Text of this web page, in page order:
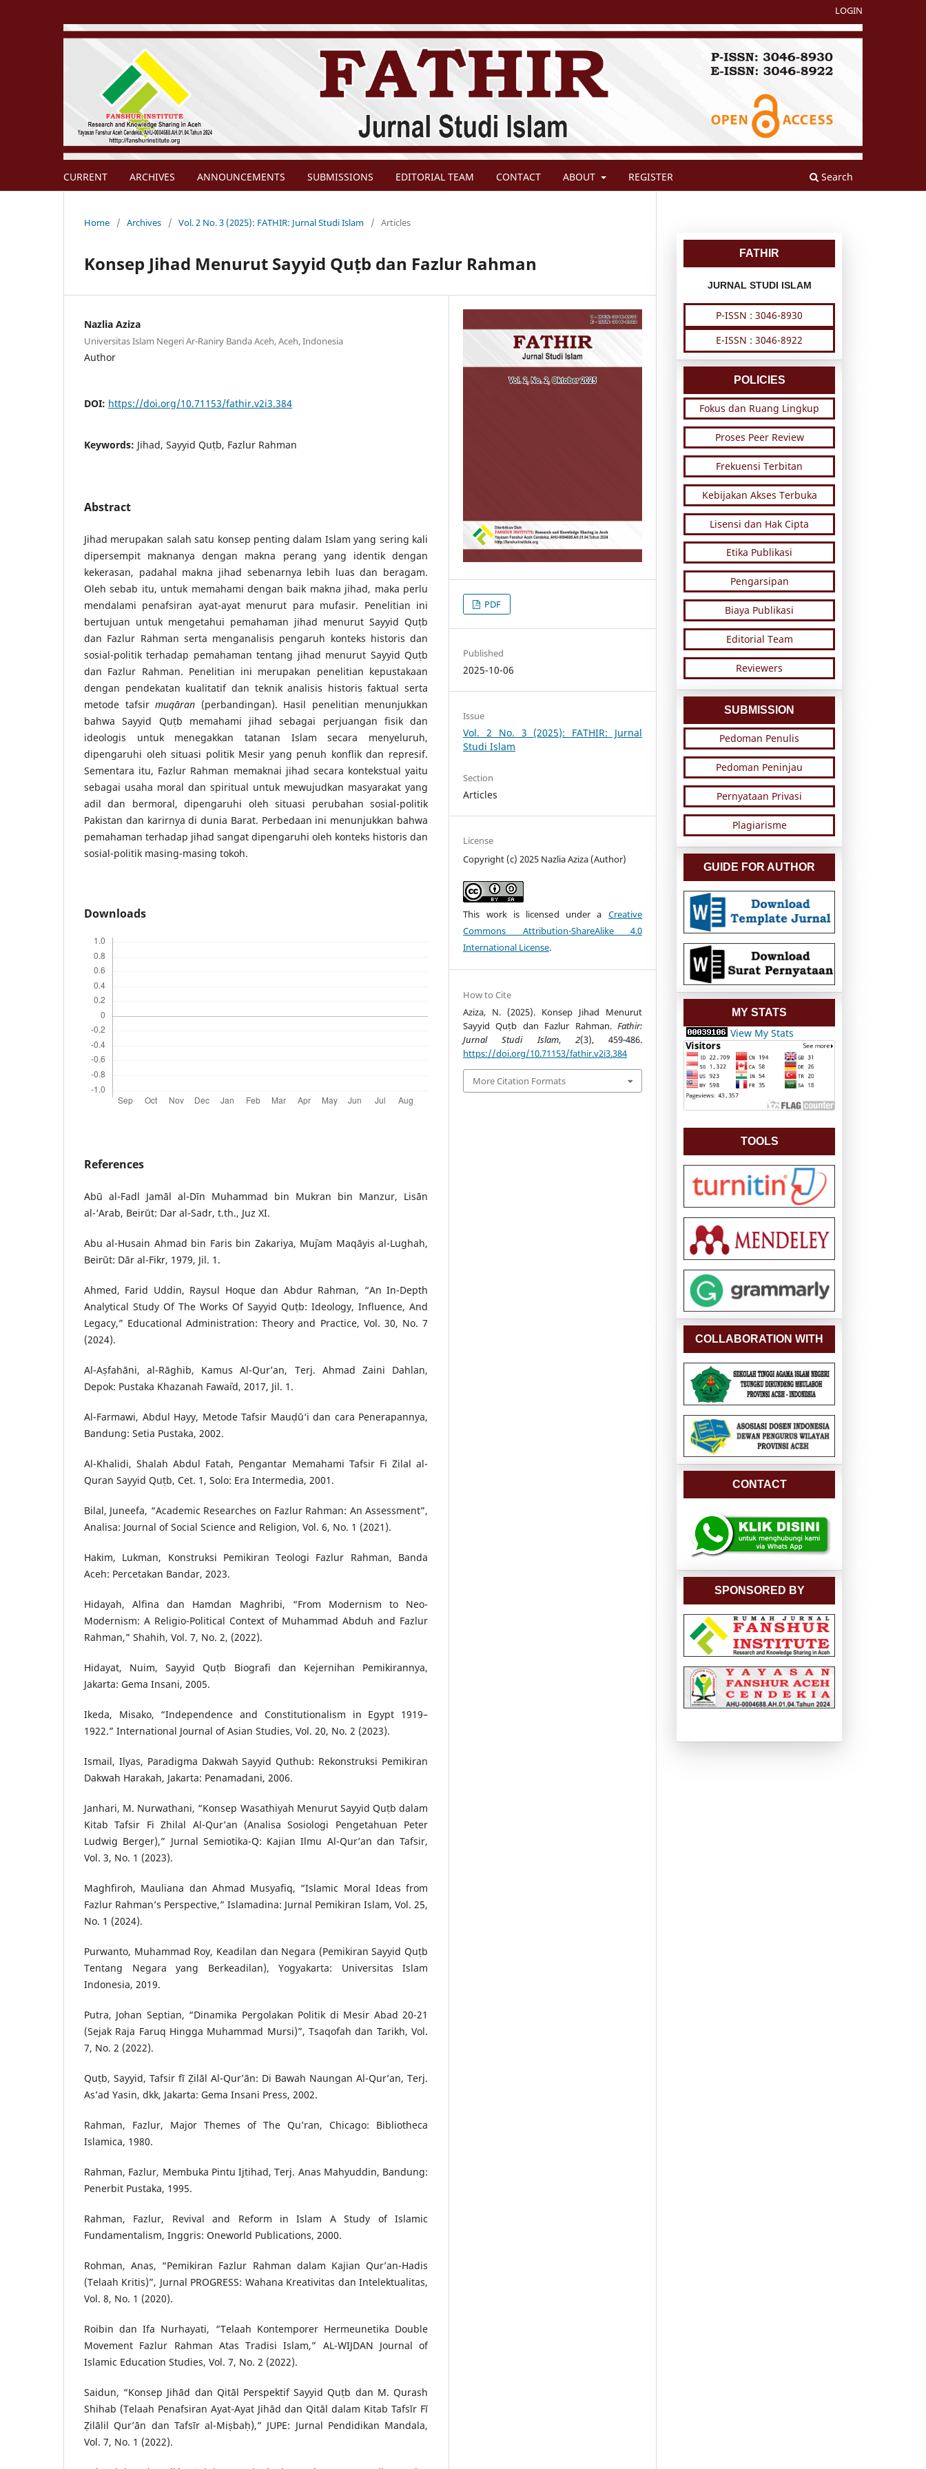
CURRENT ARCHIVES ANNOUNCEMENTS SUBMISSIONS EDITORIAL TEAM CONTACT ABOUT REGISTER Search
LOGIN
Home / Archives / Vol. 2 No. 3 (2025): FATHIR: Jurnal Studi Islam / Articles
Konsep Jihad Menurut Sayyid Quṭb dan Fazlur Rahman
Nazlia Aziza
Universitas Islam Negeri Ar-Raniry Banda Aceh, Aceh, Indonesia
Author
DOI: https://doi.org/10.71153/fathir.v2i3.384
Keywords: Jihad, Sayyid Quṭb, Fazlur Rahman
Abstract
Jihad merupakan salah satu konsep penting dalam Islam yang sering kali
dipersempit maknanya dengan makna perang yang identik dengan
kekerasan, padahal makna jihad sebenarnya lebih luas dan beragam.
Oleh sebab itu, untuk memahami dengan baik makna jihad, maka perlu
mendalami penafsiran ayat-ayat menurut para mufasir. Penelitian ini
bertujuan untuk mengetahui pemahaman jihad menurut Sayyid Quṭb
dan Fazlur Rahman serta menganalisis pengaruh konteks historis dan
sosial-politik terhadap pemahaman tentang jihad menurut Sayyid Quṭb
dan Fazlur Rahman. Penelitian ini merupakan penelitian kepustakaan
dengan pendekatan kualitatif dan teknik analisis historis faktual serta
metode tafsir muqāran (perbandingan). Hasil penelitian menunjukkan
bahwa Sayyid Quṭb memahami jihad sebagai perjuangan fisik dan
ideologis untuk menegakkan tatanan Islam secara menyeluruh,
dipengaruhi oleh situasi politik Mesir yang penuh konflik dan represif.
Sementara itu, Fazlur Rahman memaknai jihad secara kontekstual yaitu
sebagai usaha moral dan spiritual untuk mewujudkan masyarakat yang
adil dan bermoral, dipengaruhi oleh situasi perubahan sosial-politik
Pakistan dan karirnya di dunia Barat. Perbedaan ini menunjukkan bahwa
pemahaman terhadap jihad sangat dipengaruhi oleh konteks historis dan
sosial-politik masing-masing tokoh.
Downloads
References
Abū al-Fadl Jamāl al-Dīn Muhammad bin Mukran bin Manzur, Lisān
al-‘Arab, Beirūt: Dar al-Sadr, t.th., Juz XI.
Abu al-Husain Ahmad bin Faris bin Zakariya, Mu`jam Maqāyis al-Lughah,
Beirūt: Dār al-Fikr, 1979, Jil. 1.
Ahmed, Farid Uddin, Raysul Hoque dan Abdur Rahman, “An In-Depth
Analytical Study Of The Works Of Sayyid Quṭb: Ideology, Influence, And
Legacy,” Educational Administration: Theory and Practice, Vol. 30, No. 7
(2024).
Al-Aṣfahāni, al-Rāghib, Kamus Al-Qur’an, Terj. Ahmad Zaini Dahlan,
Depok: Pustaka Khazanah Fawa`id, 2017, Jil. 1.
Al-Farmawi, Abdul Hayy, Metode Tafsir Mauḍū‘i dan cara Penerapannya,
Bandung: Setia Pustaka, 2002.
Al-Khalidi, Shalah Abdul Fatah, Pengantar Memahami Tafsir Fi Zilal al-
Quran Sayyid Quṭb, Cet. 1, Solo: Era Intermedia, 2001.
Bilal, Juneefa, “Academic Researches on Fazlur Rahman: An Assessment”,
Analisa: Journal of Social Science and Religion, Vol. 6, No. 1 (2021).
Hakim, Lukman, Konstruksi Pemikiran Teologi Fazlur Rahman, Banda
Aceh: Percetakan Bandar, 2023.
Hidayah, Alfina dan Hamdan Maghribi, “From Modernism to Neo-
Modernism: A Religio-Political Context of Muhammad Abduh and Fazlur
Rahman,” Shahih, Vol. 7, No. 2, (2022).
Hidayat, Nuim, Sayyid Quṭb Biografi dan Kejernihan Pemikirannya,
Jakarta: Gema Insani, 2005.
Ikeda, Misako, “Independence and Constitutionalism in Egypt 1919–
1922.” International Journal of Asian Studies, Vol. 20, No. 2 (2023).
Ismail, Ilyas, Paradigma Dakwah Sayyid Quthub: Rekonstruksi Pemikiran
Dakwah Harakah, Jakarta: Penamadani, 2006.
Janhari, M. Nurwathani, “Konsep Wasathiyah Menurut Sayyid Quṭb dalam
Kitab Tafsir Fi Zhilal Al-Qur’an (Analisa Sosiologi Pengetahuan Peter
Ludwig Berger),” Jurnal Semiotika-Q: Kajian Ilmu Al-Qur’an dan Tafsir,
Vol. 3, No. 1 (2023).
Maghfiroh, Mauliana dan Ahmad Musyafiq, “Islamic Moral Ideas from
Fazlur Rahman’s Perspective,” Islamadina: Jurnal Pemikiran Islam, Vol. 25,
No. 1 (2024).
Purwanto, Muhammad Roy, Keadilan dan Negara (Pemikiran Sayyid Quṭb
Tentang Negara yang Berkeadilan), Yogyakarta: Universitas Islam
Indonesia, 2019.
Putra, Johan Septian, “Dinamika Pergolakan Politik di Mesir Abad 20-21
(Sejak Raja Faruq Hingga Muhammad Mursi)”, Tsaqofah dan Tarikh, Vol.
7, No. 2 (2022).
Quṭb, Sayyid, Tafsir fī Ẓilāl Al-Qur’ān: Di Bawah Naungan Al-Qur’an, Terj.
As’ad Yasin, dkk, Jakarta: Gema Insani Press, 2002.
Rahman, Fazlur, Major Themes of The Qu’ran, Chicago: Bibliotheca
Islamica, 1980.
Rahman, Fazlur, Membuka Pintu Ijtihad, Terj. Anas Mahyuddin, Bandung:
Penerbit Pustaka, 1995.
Rahman, Fazlur, Revival and Reform in Islam A Study of Islamic
Fundamentalism, Inggris: Oneworld Publications, 2000.
Rohman, Anas, “Pemikiran Fazlur Rahman dalam Kajian Qur’an-Hadis
(Telaah Kritis)”, Jurnal PROGRESS: Wahana Kreativitas dan Intelektualitas,
Vol. 8, No. 1 (2020).
Roibin dan Ifa Nurhayati, “Telaah Kontemporer Hermeunetika Double
Movement Fazlur Rahman Atas Tradisi Islam,” AL-WIJDAN Journal of
Islamic Education Studies, Vol. 7, No. 2 (2022).
Saidun, “Konsep Jihād dan Qitāl Perspektif Sayyid Quṭb dan M. Qurash
Shihab (Telaah Penafsiran Ayat-Ayat Jihād dan Qitāl dalam Kitab Tafsīr Fī
Ẓilālil Qur’ān dan Tafsīr al-Miṣbaḥ),” JUPE: Jurnal Pendidikan Mandala,
Vol. 7, No. 1 (2022).
PDF
Published
2025-10-06
Issue
Vol. 2 No. 3 (2025): FATHIR: Jurnal
Studi Islam
Section
Articles
License
Copyright (c) 2025 Nazlia Aziza (Author)
This work is licensed under a Creative
Commons Attribution-ShareAlike 4.0
International License.
How to Cite
Aziza, N. (2025). Konsep Jihad Menurut
Sayyid Quṭb dan Fazlur Rahman. Fathir:
Jurnal Studi Islam, 2(3), 459-486.
https://doi.org/10.71153/fathir.v2i3.384
More Citation Formats
FATHIR
JURNAL STUDI ISLAM
P-ISSN : 3046-8930
E-ISSN : 3046-8922
POLICIES
Fokus dan Ruang Lingkup
Proses Peer Review
Frekuensi Terbitan
Kebijakan Akses Terbuka
Lisensi dan Hak Cipta
Etika Publikasi
Pengarsipan
Biaya Publikasi
Editorial Team
Reviewers
SUBMISSION
Pedoman Penulis
Pedoman Peninjau
Pernyataan Privasi
Plagiarisme
GUIDE FOR AUTHOR
MY STATS
View My Stats
TOOLS
COLLABORATION WITH
CONTACT
SPONSORED BY